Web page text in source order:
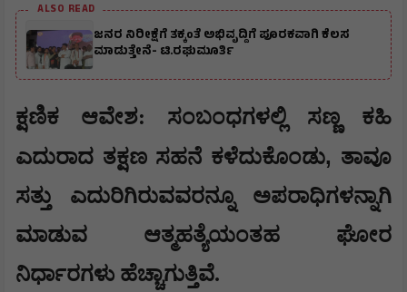
ALSO READ
ಜನರ ನಿರೀಕ್ಷೆಗೆ ತಕ್ಕಂತೆ ಅಭಿವೃದ್ದಿಗೆ ಪೂರಕವಾಗಿ ಕೆಲಸ
ಮಾಡುತ್ತೇನೆ- ಟಿ.ರಘುಮೂರ್ತಿ
​ಕ್ಷಣಿಕ ಆವೇಶ: ಸಂಬಂಧಗಳಲ್ಲಿ ಸಣ್ಣ ಕಹಿ
ಎದುರಾದ ತಕ್ಷಣ ಸಹನೆ ಕಳೆದುಕೊಂಡು, ತಾವೂ
ಸತ್ತು ಎದುರಿಗಿರುವವರನ್ನೂ ಅಪರಾಧಿಗಳನ್ನಾಗಿ
ಮಾಡುವ ಆತ್ಮಹತ್ಯೆಯಂತಹ ಘೋರ
ನಿರ್ಧಾರಗಳು ಹೆಚ್ಚಾಗುತ್ತಿವೆ.